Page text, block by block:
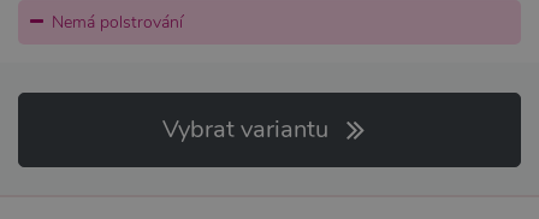
Nemá polstrování
Vybrat variantu